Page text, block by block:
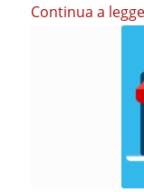
Continua a